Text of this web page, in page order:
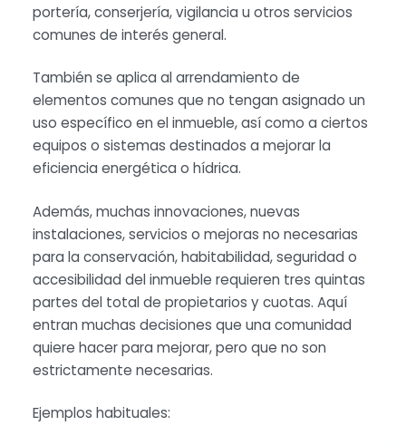
portería, conserjería, vigilancia u otros servicios
comunes de interés general.
También se aplica al arrendamiento de
elementos comunes que no tengan asignado un
uso específico en el inmueble, así como a ciertos
equipos o sistemas destinados a mejorar la
eficiencia energética o hídrica.
Además, muchas innovaciones, nuevas
instalaciones, servicios o mejoras no necesarias
para la conservación, habitabilidad, seguridad o
accesibilidad del inmueble requieren tres quintas
partes del total de propietarios y cuotas. Aquí
entran muchas decisiones que una comunidad
quiere hacer para mejorar, pero que no son
estrictamente necesarias.
Ejemplos habituales: